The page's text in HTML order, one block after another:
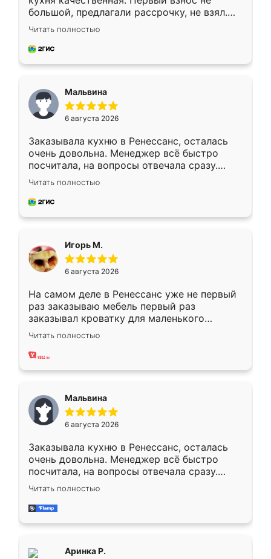
большой, предлагали рассрочку, не взял.
Ждал меньше месяца, сборщик с прямыми
руками. По цене вышло адекватно.
Рекомендую!
Читать полностью
Мальвина
6 августа 2026
Заказывала кухню в Ренессанс, осталась
очень довольна. Менеджер всё быстро
посчитала, на вопросы отвечала сразу.
Замерщик приехал в субботу, подошёл к
делу со всей ответственностью. Собрали
за день, ребята работали аккуратно, даже
Читать полностью
Игорь М.
6 августа 2026
На самом деле в Ренессанс уже не первый
раз заказываю мебель первый раз
заказывал кроватку для маленького
ребёнка при его рождении ,во второй раз
заказал шкаф-купе. По качеству очень
хорошее сборка достаточно быстрая,
меньше, здесь же он более разнообразный.
Мне нравится ,если что-то потребуется из
мебели буду заказывать только здесь.
Читать полностью
Мальвина
6 августа 2026
Заказывала кухню в Ренессанс, осталась
очень довольна. Менеджер всё быстро
посчитала, на вопросы отвечала сразу.
Замерщик приехал в субботу, подошёл к
делу со всей ответственностью. Собрали
за день, ребята работали аккуратно, даже
Читать полностью
Аринка Р.